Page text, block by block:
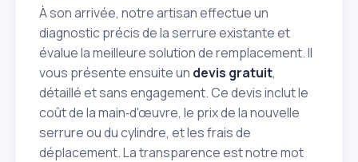
À son arrivée, notre artisan effectue un
diagnostic précis de la serrure existante et
évalue la meilleure solution de remplacement. Il
vous présente ensuite un devis gratuit,
détaillé et sans engagement. Ce devis inclut le
coût de la main‑d'œuvre, le prix de la nouvelle
serrure ou du cylindre, et les frais de
déplacement. La transparence est notre mot